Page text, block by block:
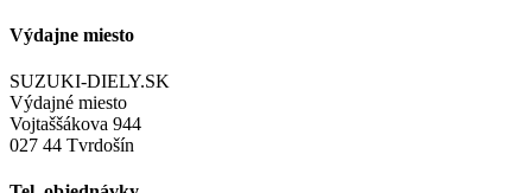
Výdajne miesto
SUZUKI-DIELY.SK
Výdajné miesto
Vojtaššákova 944
027 44 Tvrdošín